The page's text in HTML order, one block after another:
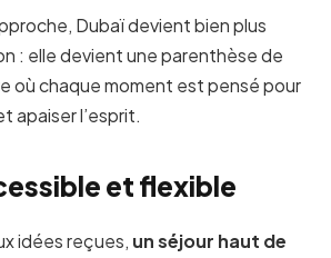
Dubaï devient bien plus
: elle devient une parenthèse de
où chaque moment est pensé pour
apaiser l’esprit.
et flexible
idées reçues, un séjour haut de